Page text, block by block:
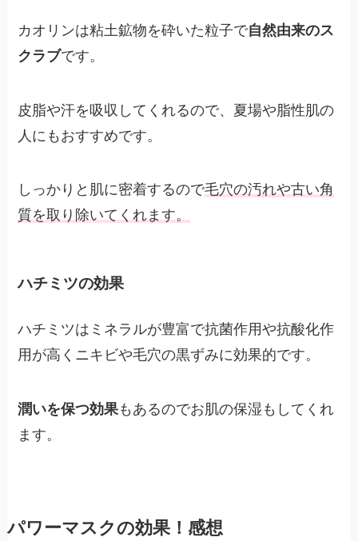
カオリンは粘土鉱物を砕いた粒子で自然由来のス
クラブです。
皮脂や汗を吸収してくれるので、夏場や脂性肌の
人にもおすすめです。
しっかりと肌に密着するので毛穴の汚れや古い角
質を取り除いてくれます。
ハチミツの効果
ハチミツはミネラルが豊富で抗菌作用や抗酸化作
用が高くニキビや毛穴の黒ずみに効果的です。
潤いを保つ効果もあるのでお肌の保湿もしてくれ
ます。
パワーマスクの効果！感想